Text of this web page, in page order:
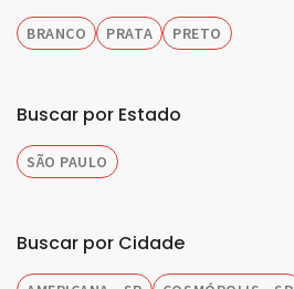
BRANCO PRATA PRETO
Buscar por Estado
SÃO PAULO
Buscar por Cidade